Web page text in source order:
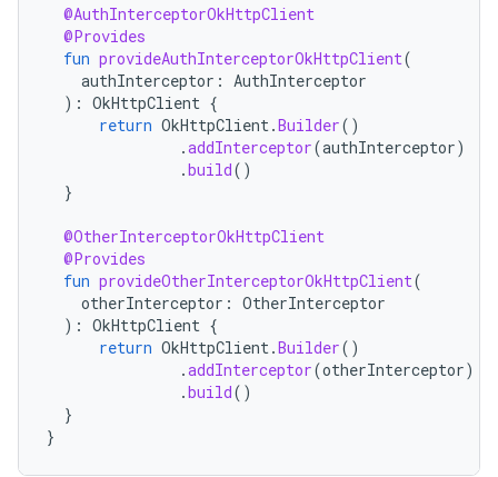
@AuthInterceptorOkHttpClient
@Provides
fun provideAuthInterceptorOkHttpClient(
authInterceptor : AuthInterceptor
): OkHttpClient {
return OkHttpClient.Builder()
.addInterceptor(authInterceptor)
.build()
}
@OtherInterceptorOkHttpClient
@Provides
fun provideOtherInterceptorOkHttpClient(
otherInterceptor : OtherInterceptor
): OkHttpClient {
return OkHttpClient.Builder()
.addInterceptor(otherInterceptor)
.build()
}
}